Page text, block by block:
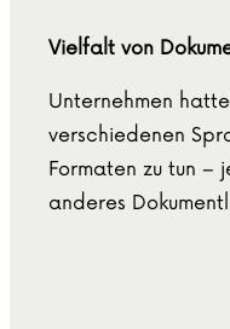
Vielfalt von
Unternehmen
verschiedenen
Formaten zu tun –
anderes